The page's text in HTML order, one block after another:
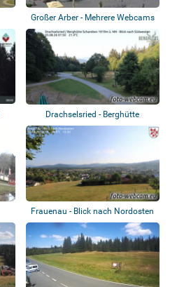
Großer Arber - Mehrere Webcams
Drachselsried - Berghütte
Schareben
Frauenau - Blick nach Nordosten